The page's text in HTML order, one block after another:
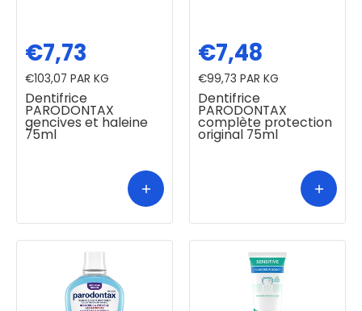
Dentifrice
PARODONTAX
gencives et haleine
75ml
€7,73
€103,07 PAR KG
Dentifrice
PARODONTAX
complète protection
original 75ml
€7,48
€99,73 PAR KG